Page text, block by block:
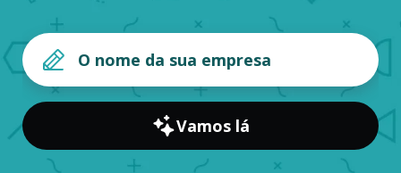
Vamos lá